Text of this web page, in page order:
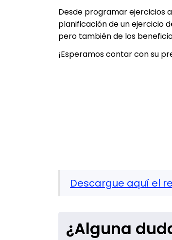
Desde programar ejercicios
planificación de un ejercicio
pero también de los
¡Esperamos contar con su
Descargue aquí el
¿Alguna